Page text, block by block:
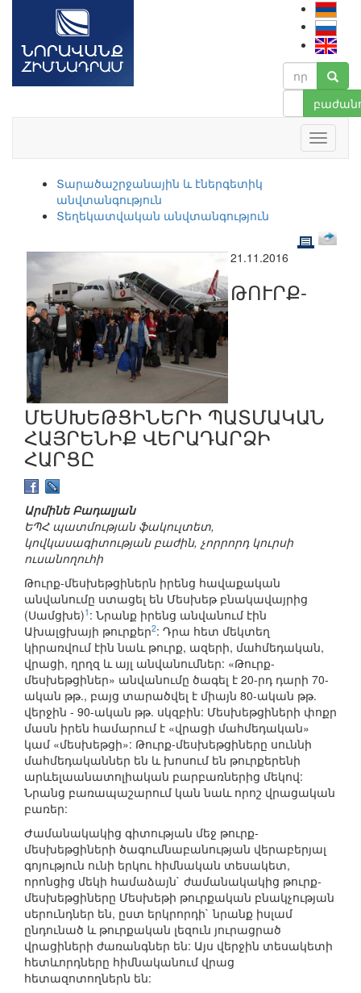
Տարածաշրջանային և էներգետիկ
անվտանգություն
Տեղեկատվական անվտանգություն
21.11.2016
ԹՈՒՐՔ-
ՄԵՍԽԵԹՑԻՆԵՐԻ ՊԱՏՄԱԿԱՆ
ՀԱՅՐԵՆԻՔ ՎԵՐԱԴԱՐՁԻ
ՀԱՐՑԸ
Արմինե Բադալյան
ԵՊՀ պատմության ֆակուլտետ,
կովկասագիտության բաժին, չորրորդ կուրսի
ուսանողուհի
Թուրք-մեսխեթցիներն իրենց հավաքական
անվանումը ստացել են Մեսխեթ բնակավայրից
(Սամցխե)1 : Նրանք իրենց անվանում էին
Ախալցխայի թուրքեր2: Դրա հետ մեկտեղ
կիրառվում էին նաև թուրք, ազերի, մահմեդական,
վրացի, ղրղզ և այլ անվանումներ: «Թուրք-
մեսխեթցիներ» անվանումը ծագել է 20-րդ դարի 70-
ական թթ., բայց տարածվել է միայն 80-ական թթ.
վերջին - 90-ական թթ. սկզբին: Մեսխեթցիների փոքր
մասն իրեն համարում է «վրացի մահմեդական»
կամ «մեսխեթցի»: Թուրք-մեսխեթցիները սուննի
մահմեդականներ են և խոսում են թուրքերենի
արևելաանատոլիական բարբառներից մեկով:
Նրանց բառապաշարում կան նաև որոշ վրացական
բառեր:
Ժամանակակից գիտության մեջ թուրք-
մեսխեթցիների ծագումնաբանության վերաբերյալ
գոյություն ունի երկու հիմնական տեսակետ,
որոնցից մեկի համաձայն` ժամանակակից թուրք-
մեսխեթցիները Մեսխեթի թուրքական բնակչության
սերունդներ են, ըստ երկրորդի` նրանք իսլամ
ընդունած և թուրքական լեզուն յուրացրած
վրացիների ժառանգներ են: Այս վերջին տեսակետի
հետևորդները հիմնականում վրաց
հետազոտողներն են: